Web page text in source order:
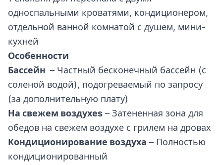
односпальными кроватями, кондиционером,
отдельной ванной комнатой с душем, мини-
кухней
Особенности
Бассейн – Частный бесконечный бассейн (с
соленой водой), подогреваемый по запросу
(за дополнительную плату)
На свежем воздухеs – Затененная зона для
обедов на свежем воздухе с грилем на дровах
Кондиционирование воздуха – Полностью
кондиционированный